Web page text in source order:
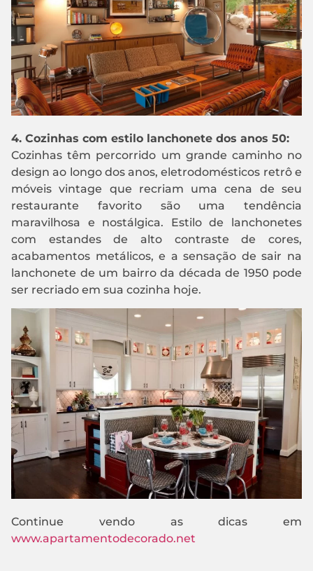
4. Cozinhas com estilo lanchonete dos anos 50:
Cozinhas têm percorrido um grande caminho no
design ao longo dos anos, eletrodomésticos retrô e
móveis vintage que recriam uma cena de seu
restaurante favorito são uma tendência
maravilhosa e nostálgica. Estilo de lanchonetes
com estandes de alto contraste de cores,
acabamentos metálicos, e a sensação de sair na
lanchonete de um bairro da década de 1950 pode
ser recriado em sua cozinha hoje.
Continue vendo as dicas em
www.apartamentodecorado.net